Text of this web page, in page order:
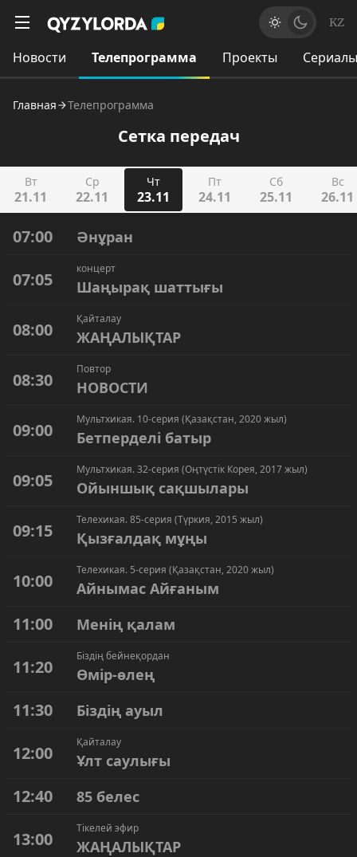
KZ
Новости Телепрограмма Проекты Сериалы
Главная Телепрограмма
Сетка передач
Вт
21.11
Ср
22.11
Чт
23.11
Пт
24.11
Сб
25.11
Вс
26.11
07:00 Әнұран
07:05
концерт
Шаңырақ шаттығы
08:00
Қайталау
ЖАҢАЛЫҚТАР
08:30
Повтор
НОВОСТИ
09:00
Мультхикая. 10-серия (Қазақстан, 2020 жыл)
Бетперделі батыр
09:05
Мультхикая. 32-серия (Оңтүстік Корея, 2017 жыл)
Ойыншық сақшылары
09:15
Телехикая. 85-серия (Түркия, 2015 жыл)
Қызғалдақ мұңы
10:00
Телехикая. 5-серия (Қазақстан, 2020 жыл)
Айнымас Айғаным
11:00 Менің қалам
11:20
Біздің бейнеқордан
Өмір-өлең
11:30 Біздің ауыл
12:00
Қайталау
Ұлт саулығы
12:40 85 белес
13:00
Тікелей эфир
ЖАҢАЛЫҚТАР